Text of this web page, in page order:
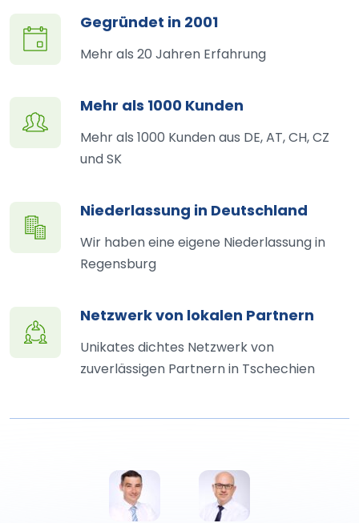
Gegründet in 2001
Mehr als 20 Jahren Erfahrung
Mehr als 1000 Kunden
Mehr als 1000 Kunden aus DE, AT, CH, CZ
und SK
Niederlassung in Deutschland
Wir haben eine eigene Niederlassung in
Regensburg
Netzwerk von lokalen Partnern
Unikates dichtes Netzwerk von
zuverlässigen Partnern in Tschechien